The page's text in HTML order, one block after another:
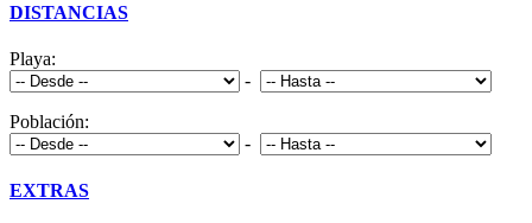
DISTANCIAS
Playa:
-
Población:
-
EXTRAS